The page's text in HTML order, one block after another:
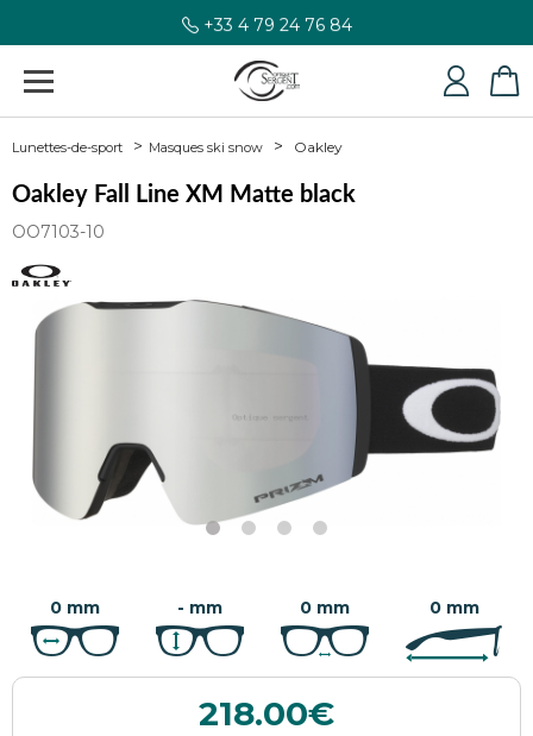
+33 4 79 24 76 84
Lunettes-de-sport Masques ski snow Oakley
Oakley Fall Line XM Matte black
OO7103-10
0 mm - mm 0 mm 0 mm
218.00